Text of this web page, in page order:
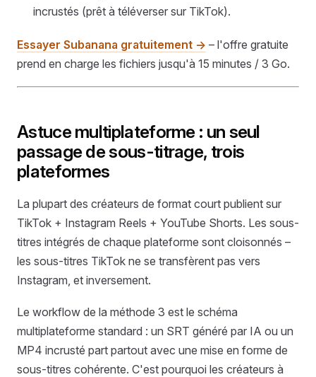
incrustés (prêt à téléverser sur TikTok).
Essayer Subanana gratuitement → – l'offre gratuite
prend en charge les fichiers jusqu'à 15 minutes / 3 Go.
Astuce multiplateforme : un seul
passage de sous-titrage, trois
plateformes
La plupart des créateurs de format court publient sur
TikTok + Instagram Reels + YouTube Shorts. Les sous-
titres intégrés de chaque plateforme sont cloisonnés –
les sous-titres TikTok ne se transfèrent pas vers
Instagram, et inversement.
Le workflow de la méthode 3 est le schéma
multiplateforme standard : un SRT généré par IA ou un
MP4 incrusté part partout avec une mise en forme de
sous-titres cohérente. C'est pourquoi les créateurs à